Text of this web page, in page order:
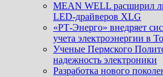
MEAN WELL расширил
LED-драйверов XLG
«РТ-Энерго» внедряет
учета электроэнергии в
Ученые Пермского
надежность электроники
Разработка нового